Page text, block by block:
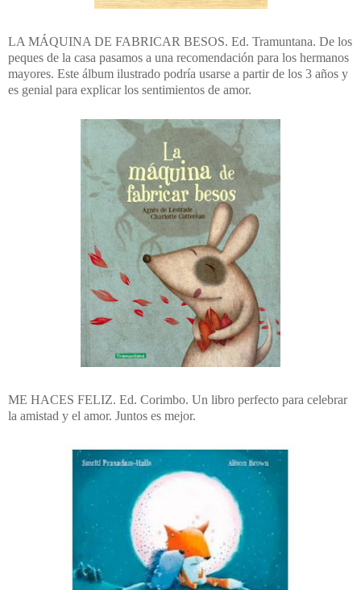
LA MÁQUINA DE FABRICAR BESOS. Ed. Tramuntana. De los
peques de la casa pasamos a una recomendación para los hermanos
mayores. Este álbum ilustrado podría usarse a partir de los 3 años y
es genial para explicar los sentimientos de amor.
ME HACES FELIZ. Ed. Corimbo. Un libro perfecto para celebrar
la amistad y el amor. Juntos es mejor.